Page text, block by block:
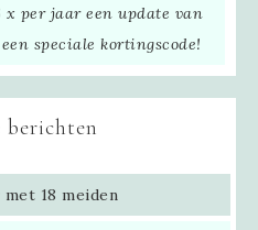
per jaar een update van
speciale kortingscode!
berichten
18 meiden